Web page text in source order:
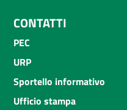
CONTATTI
PEC
URP
Sportello informativo
Ufficio stampa